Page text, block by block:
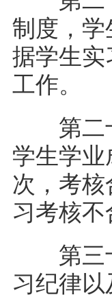
制度，学
据学生实
工作。
第二十
学生学
次，考
习考核
第三十
习纪律